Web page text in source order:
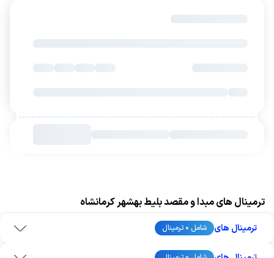
ترمینال های مبدا و مقصد بلیط بهشهر کرمانشاه
ترمینال های شامل 0 ترمینال